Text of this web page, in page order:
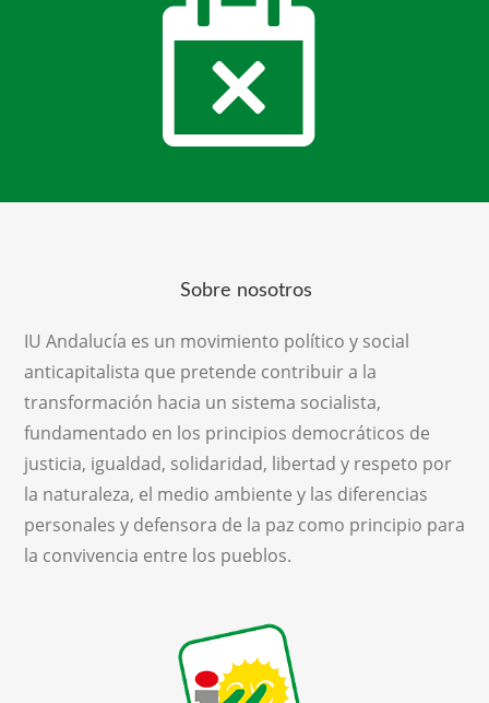
Sobre nosotros
IU Andalucía es un movimiento político y social
anticapitalista que pretende contribuir a la
transformación hacia un sistema socialista,
fundamentado en los principios democráticos de
justicia, igualdad, solidaridad, libertad y respeto por
la naturaleza, el medio ambiente y las diferencias
personales y defensora de la paz como principio para
la convivencia entre los pueblos.